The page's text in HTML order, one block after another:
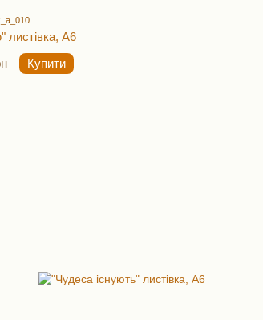
листівка, А6
Купити